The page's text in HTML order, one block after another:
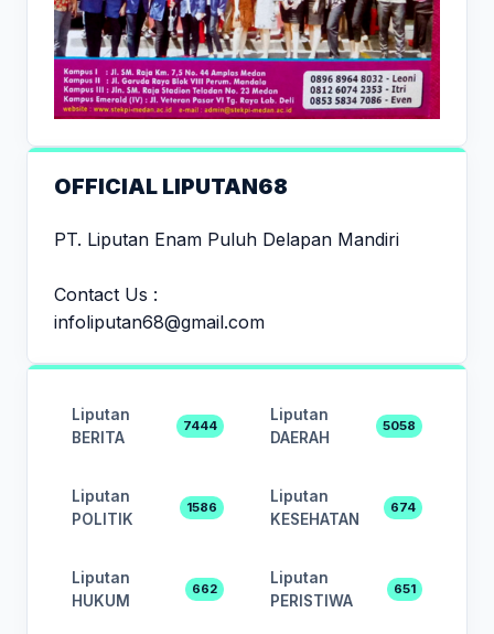
OFFICIAL LIPUTAN68
PT. Liputan Enam Puluh Delapan Mandiri
Contact Us :
infoliputan68@gmail.com
Liputan
BERITA
7444
Liputan
DAERAH
5058
Liputan
POLITIK
1586
Liputan
KESEHATAN
674
Liputan
HUKUM
662
Liputan
PERISTIWA
651